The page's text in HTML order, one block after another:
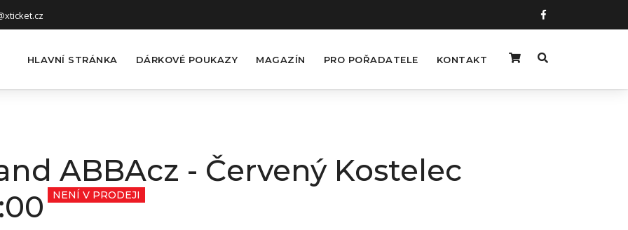
HLAVNÍ STRÁNKA DÁRKOVÉ POUKAZY MAGAZÍN PRO POŘADATELE KONTAKT
ABBAcz - Červený Kostelec
NENÍ V PRODEJI